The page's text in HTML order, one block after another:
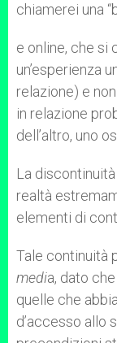
chiamerei una
e online, che si
un’esperienza
relazione) e
in relazione
dell’altro, uno
La
realtà
elementi di
Tale continuità
media, dato
quelle che
d’accesso allo